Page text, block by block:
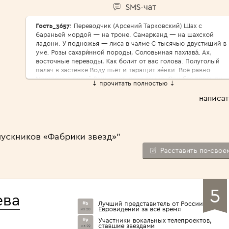
SMS-чат
Гость_3657: Переводчик (Арсений Тарковский) Шах с
бараньей мордой — на троне. Самарканд — на шахской
ладони. У подножья — лиса в чалме С тысячью двустиший в
уме. Розы сахари́нной породы, Соловьиная пахлава́. Ах,
восточные переводы, Как болит от вас голова. Полуголый
палач в застенке Воду пьёт и таращит зе́нки. Всё равно.
Мертвеца в рядно́ Зашивают, пока темно. Спи без просыпу,
царь природы, Где твой меч и твои права? Ах, восточные
переводы, Как болит от вас голова. Да пребудет роза
болит от вас голова. Зазубрил ли ты, переводчик,
Арифметику парных строчек? Каково тебе по песку Волочить
старуху-тоску? Ржа пустыни щепотью соды Ни жива шипит,
ни мертва́. Ах, восточные переводы, Как болит от вас голова.
⇣ прочитать полностью ⇣
«Фабрики звезд»"
Расставить по-
5
#5
из 20
Лучший представитель от России на
Евровидении за всё время
#9
из 29
Участники вокальных телепроектов,
ставшие звездами